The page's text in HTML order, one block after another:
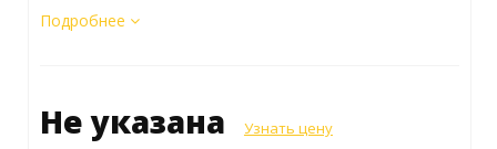
Подробнее
Не указана Узнать цену